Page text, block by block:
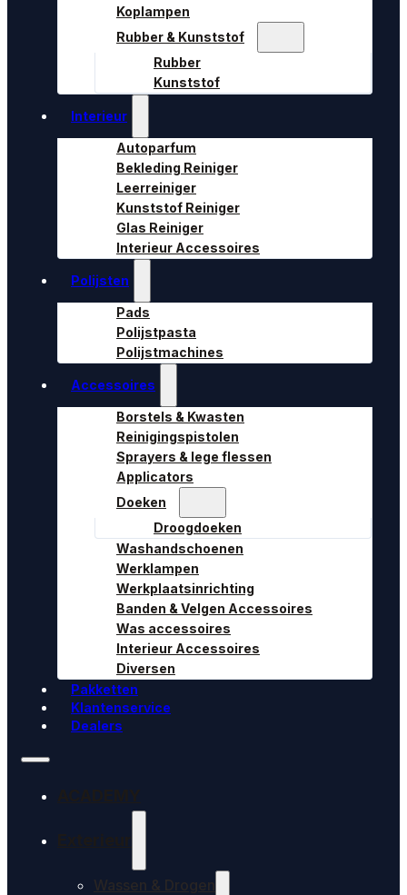
Koplampen
Rubber & Kunststof
Rubber
Kunststof
Interieur
Autoparfum
Bekleding Reiniger
Leerreiniger
Kunststof Reiniger
Glas Reiniger
Interieur Accessoires
Polijsten
Pads
Polijstpasta
Polijstmachines
Accessoires
Borstels & Kwasten
Reinigingspistolen
Sprayers & lege flessen
Applicators
Doeken
Droogdoeken
Washandschoenen
Werklampen
Werkplaatsinrichting
Banden & Velgen Accessoires
Was accessoires
Interieur Accessoires
Diversen
Pakketten
Klantenservice
Dealers
Wassen & Drogen